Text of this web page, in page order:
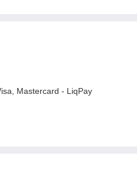
Mastercard - LiqPay